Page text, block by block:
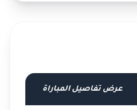
عرض تفاصيل المباراة